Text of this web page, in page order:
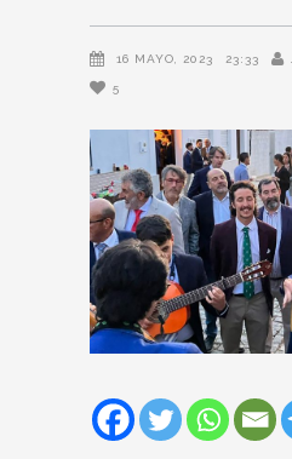
16 MAYO, 2023 23:33
5